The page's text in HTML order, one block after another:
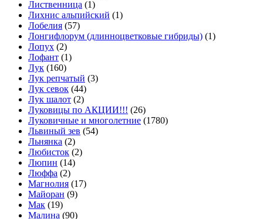
Лиственница (1)
Лихнис альпийский (1)
Лобелия (57)
Лонгифлорум (длинноцветковые гибриды) (1)
Лопух (2)
Лофант (1)
Лук (160)
Лук репчатый (3)
Лук севок (44)
Лук шалот (2)
Луковицы по АКЦИИ!!! (26)
Луковичные и многолетние (1780)
Львиный зев (54)
Льнянка (2)
Любисток (2)
Люпин (14)
Люффа (2)
Магнолия (17)
Майоран (9)
Мак (19)
Малина (90)